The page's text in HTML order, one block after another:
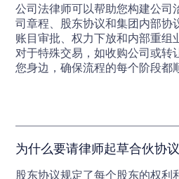
公司法律师可以帮助您构建公司
司章程、股东协议和集团内部协
账目审批、权力下放和内部重组
对于特殊交易，如收购公司或转
您身边，确保流程的每个阶段都
为什么要请律师起草合伙协
股东协议规定了每个股东的权利